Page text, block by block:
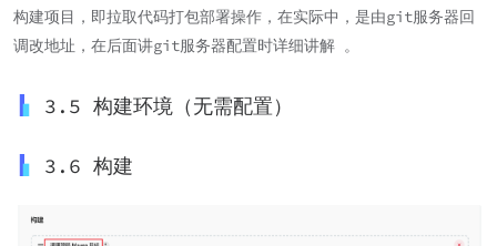
构建项目，即拉取代码打包部署操作，在实际中，是由git服务器回
调改地址，在后面讲git服务器配置时详细讲解 。
3.5 构建环境（无需配置）
3.6 构建